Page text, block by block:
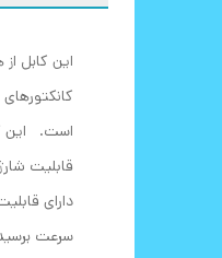
این کابل
است. این
قابلیت